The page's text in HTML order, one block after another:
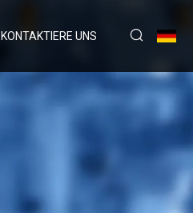
KONTAKTIERE UNS